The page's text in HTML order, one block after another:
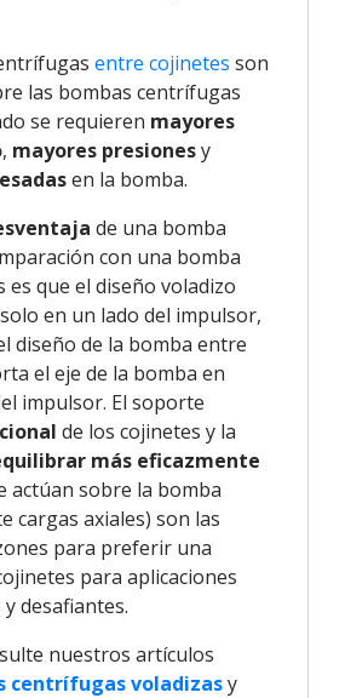
entre cojinetes son
las bombas centrífugas
se requieren mayores
, mayores presionesy
en la bomba.
de una bomba
con una bomba
es que el diseño voladizo
en un lado del impulsor,
diseño de la bomba entre
el eje de la bomba en
impulsor. El soporte
de los cojinetes y la
más eficazmente
actúan sobre la bomba
cargas axiales) son las
para preferir una
para aplicaciones
desafiantes.
nuestros artículos
centrífugas voladizasy